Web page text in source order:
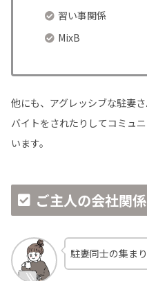
習い事関係
MixB
他にも、アグレッシブな駐妻
バイトをされたりしてコミュ
います。
ご主人の会社関係
駐妻同士の集ま